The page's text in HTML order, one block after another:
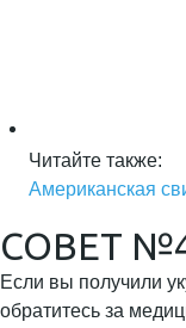
Читайте также:
Американская
СОВЕТ
Если вы получили
обратитесь за